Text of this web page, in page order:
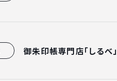
御朱印帳専門店「しるべ